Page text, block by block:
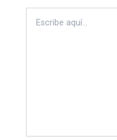
aquí...